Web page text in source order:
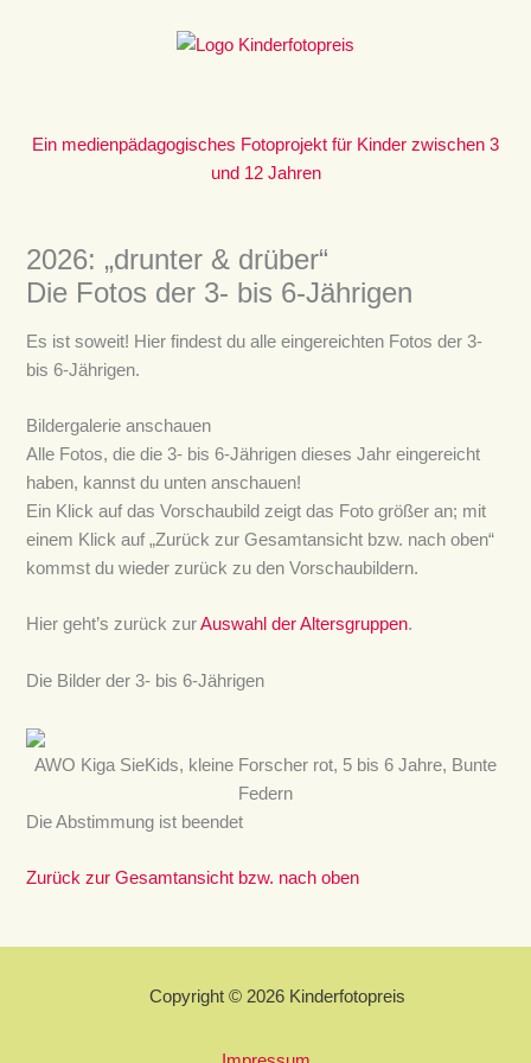
Ein medienpädagogisches Fotoprojekt für Kinder zwischen 3
und 12 Jahren
2026: „drunter & drüber“
Die Fotos der 3- bis 6-Jährigen
Es ist soweit! Hier findest du alle eingereichten Fotos der 3-
bis 6-Jährigen.
Bildergalerie anschauen
Alle Fotos, die die 3- bis 6-Jährigen dieses Jahr eingereicht
haben, kannst du unten anschauen!
Ein Klick auf das Vorschaubild zeigt das Foto größer an; mit
einem Klick auf „Zurück zur Gesamtansicht bzw. nach oben“
kommst du wieder zurück zu den Vorschaubildern.
Hier geht’s zurück zurAuswahl der Altersgruppen.
Die Bilder der 3- bis 6-Jährigen
AWO Kiga SieKids, kleine Forscher rot, 5 bis 6 Jahre, Bunte
Federn
Die Abstimmung ist beendet
Zurück zur Gesamtansicht bzw. nach oben
Copyright © 2026 Kinderfotopreis